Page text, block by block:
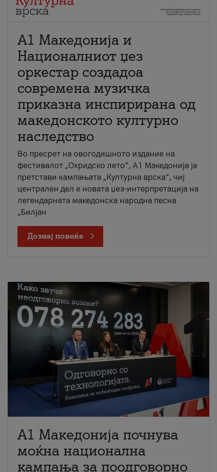
А1 Македонија и
Националниот џез
оркестар создадоа
современа музичка
приказна инспирирана од
македонското културно
наследство
Во пресрет на овогодишното издание на
фестивалот „Охридско лето“, А1 Македонија ја
претстави кампањата „Културна врска“, чиј
централен дел е новата џез-интерпретација на
легендарната македонска народна песна
„Билјан
Дознај повеќе
A1 Македонија почнува
моќна национална
кампања за поодговорно